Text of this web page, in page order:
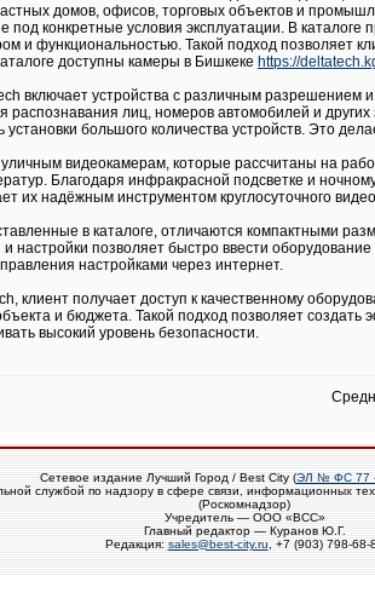
домов, офисов, торговых объектов и
конкретные условия эксплуатации. В
и функциональностью. Такой подход позволяет
доступны камеры в Бишкеке https://
включает устройства с различным
распознавания лиц, номеров автомобилей и
большого количества устройств. Это
видеокамерам, которые рассчитаны на
Благодаря инфракрасной подсветке и
их надёжным инструментом круглосуточного
в каталоге, отличаются компактными
настройки позволяет быстро ввести
настройками через интернет.
клиент получает доступ к качественному
и бюджета. Такой подход позволяет
высокий уровень безопасности.
Сетевое издание Лучший Город / Best City (ЭЛ № ФС 77
службой по надзору в сфере связи, информационных
(Роскомнадзор)
Учредитель — ООО «ВСС»
Главный редактор — Куранов Ю.Г.
Редакция: sales@best-city.ru , +7 (903) 798-68-